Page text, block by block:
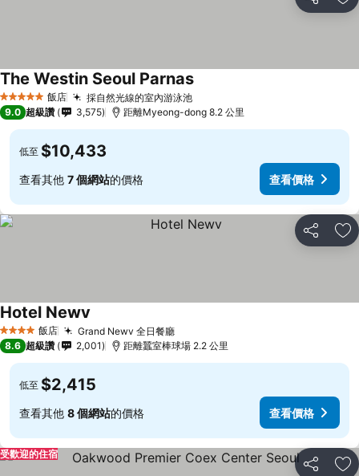
分享 加
5 星級 飯店 採自然光線的室內游泳池
The Westin Seoul Parnas
9.0 超級讚 3,575 距離Myeong-dong 8.2 公里
低至 $10,433
查看其他 7 個網站的價格 查看價格
分享 加
4 星級 飯店 Grand Newv 全日餐廳
Hotel Newv
8.6 超級讚 2,001 距離蠶室棒球場 2.2 公里
低至 $2,415
查看其他 8 個網站的價格 查看價格
分享 加
受歡迎的住宿